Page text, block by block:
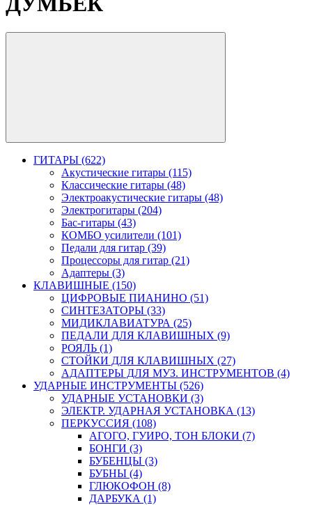
ГИТАРЫ (622)
Акустические гитары (115)
Классические гитары (48)
Электроакустические гитары (48)
Электрогитары (204)
Бас-гитары (43)
КОМБО усилители (101)
Педали для гитар (39)
Процессоры для гитар (21)
Адаптеры (3)
КЛАВИШНЫЕ (150)
ЦИФРОВЫЕ ПИАНИНО (51)
СИНТЕЗАТОРЫ (33)
МИДИКЛАВИАТУРА (25)
ПЕДАЛИ ДЛЯ КЛАВИШНЫХ (9)
РОЯЛЬ (1)
СТОЙКИ ДЛЯ КЛАВИШНЫХ (27)
АДАПТЕРЫ ДЛЯ МУЗ. ИНСТРУМЕНТОВ (4)
УДАРНЫЕ ИНСТРУМЕНТЫ (526)
УДАРНЫЕ УСТАНОВКИ (3)
ЭЛЕКТР. УДАРНАЯ УСТАНОВКА (13)
ПЕРКУССИЯ (108)
АГОГО, ГУИРО, ТОН БЛОКИ (7)
БОНГИ (3)
БУБЕНЦЫ (3)
БУБНЫ (4)
ГЛЮКОФОН (8)
ДАРБУКА (1)